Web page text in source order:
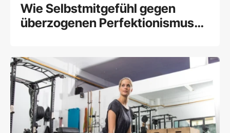
Wie Selbstmitgefühl gegen
überzogenen Perfektionismus